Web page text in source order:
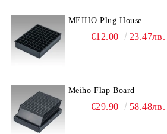
MEIHO Plug House
€12.00 23.47лв.
Meiho Flap Board
€29.90 58.48лв.